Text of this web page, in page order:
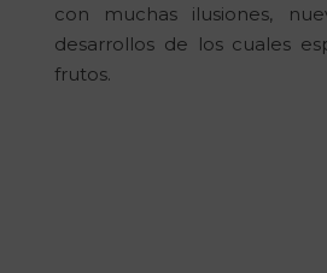
con muchas ilusiones,
desarrollos de los cuales
frutos.